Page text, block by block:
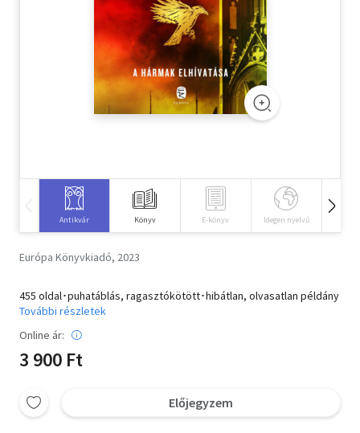
Szótár, nyelvkönyv
Tankönyv, segédkönyv
Társadalomtudomány
Természettudomány
Vallás
Antikvár Könyv E-könyv Idegen nyelvű
Európa Könyvkiadó, 2023
455 oldal･puhatáblás, ragasztókötött･hibátlan, olvasatlan példány
További részletek
Online ár:
3 900 Ft
Előjegyzem